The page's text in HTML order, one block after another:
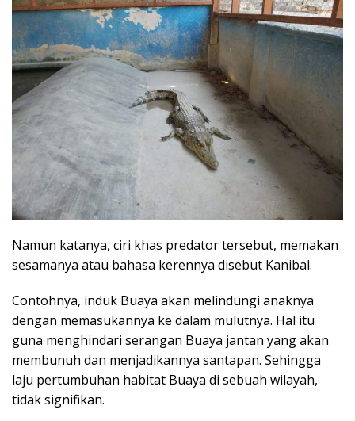
Namun katanya, ciri khas predator tersebut, memakan
sesamanya atau bahasa kerennya disebut Kanibal.
Contohnya, induk Buaya akan melindungi anaknya
dengan memasukannya ke dalam mulutnya. Hal itu
guna menghindari serangan Buaya jantan yang akan
membunuh dan menjadikannya santapan. Sehingga
laju pertumbuhan habitat Buaya di sebuah wilayah,
tidak signifikan.